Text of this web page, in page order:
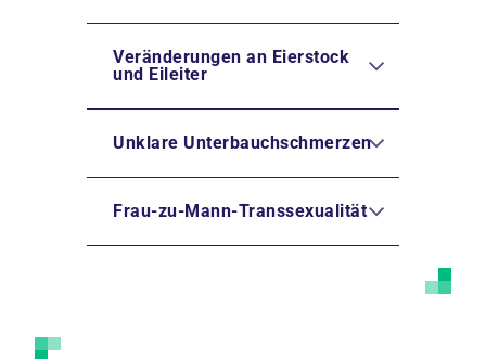
Veränderungen an Eierstock
und Eileiter
Unklare Unterbauchschmerzen
Frau-zu-Mann-Transsexualität